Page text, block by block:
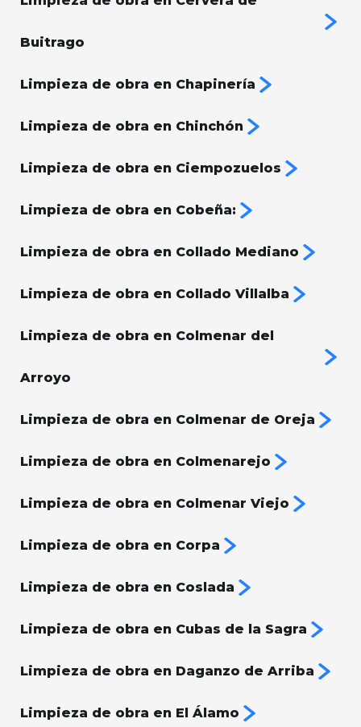
Buitrago
Limpieza de obra en Chapinería
Limpieza de obra en Chinchón
Limpieza de obra en Ciempozuelos
Limpieza de obra en Cobeña:
Limpieza de obra en Collado Mediano
Limpieza de obra en Collado Villalba
Limpieza de obra en Colmenar del
Arroyo
Limpieza de obra en Colmenar de Oreja
Limpieza de obra en Colmenarejo
Limpieza de obra en Colmenar Viejo
Limpieza de obra en Corpa
Limpieza de obra en Coslada
Limpieza de obra en Cubas de la Sagra
Limpieza de obra en Daganzo de Arriba
Limpieza de obra en El Álamo